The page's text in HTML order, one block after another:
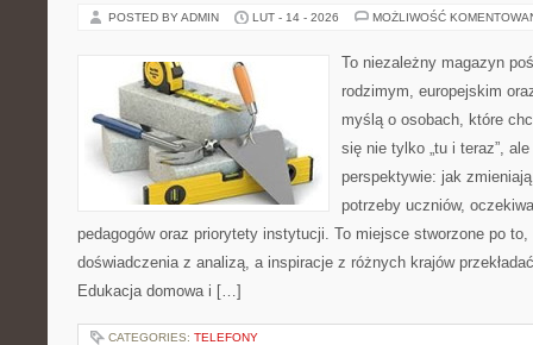
POSTED BY ADMIN LUT - 14 - 2026 MOŻLIWOŚĆ
To niezależny magazyn
rodzimym, europejskim
myślą o osobach, które
się nie tylko „tu i teraz”,
perspektywie: jak
potrzeby uczniów,
pedagogów oraz priorytety instytucji. To miejsce stworzone po to,
doświadczenia z analizą, a inspiracje z różnych krajów
Edukacja domowa i […]
CATEGORIES: TELEFONY